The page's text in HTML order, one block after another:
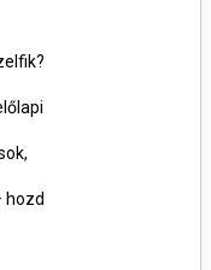
hozd